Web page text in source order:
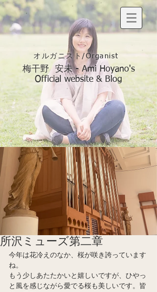
オルガニスト/Organist
梅干野 安未 - Ami Hoyano's
Official website & Blog
所沢ミューズ第二章
今年は花冷えのなか、桜が咲き誇っています
ね。
もう少しあたたかいと嬉しいですが、ひやっ
と風を感じながら愛でる桜も美しいです。皆